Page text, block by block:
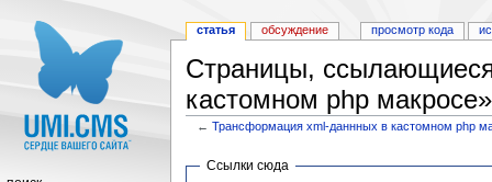
Страницы,
кастомном php макросе»
←Трансформация xml-даннных в кастомном php
Ссылки сюда
статья обсуждение просмотр кода